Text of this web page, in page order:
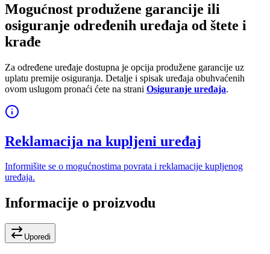
Mogućnost produžene garancije ili
osiguranje određenih uređaja od štete i
krađe
Za određene uređaje dostupna je opcija produžene garancije uz
uplatu premije osiguranja. Detalje i spisak uređaja obuhvaćenih
ovom uslugom pronaći ćete na strani Osiguranje uređaja.
Reklamacija na kupljeni uređaj
Informišite se o mogućnostima povrata i reklamacije kupljenog
uređaja.
Informacije o proizvodu
Uporedi